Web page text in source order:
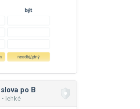
po B
lehké